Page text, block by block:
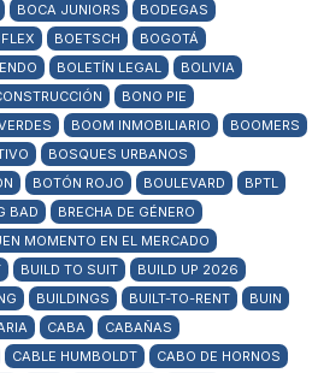
BOCA JUNIORS
BODEGAS
BOETSCH
BOGOTÁ
BOLETÍN LEGAL
BOLIVIA
BONO PIE
BOOM INMOBILIARIO
BOOMERS
BOSQUES URBANOS
BOTÓN ROJO BOULEVARD
BPTL
BAD
BRECHA DE GÉNERO
MOMENTO EN EL MERCADO
BUILD TO SUIT
BUILD UP 2026
BUILDINGS BUILT-TO-RENT
BUIN
CABA
CABAÑAS
CABLE HUMBOLDT
CABO DE HORNOS